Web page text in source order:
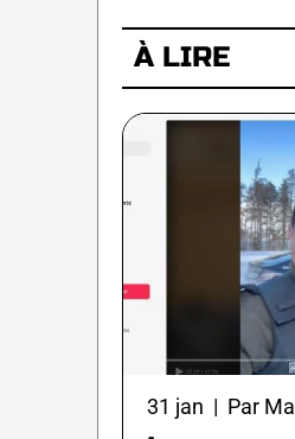
À LIRE
31 jan | Par